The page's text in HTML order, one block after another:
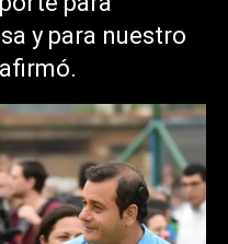
y para nuestro